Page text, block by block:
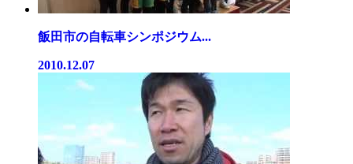
飯田市の自転車シンポジウム...
2010.12.07